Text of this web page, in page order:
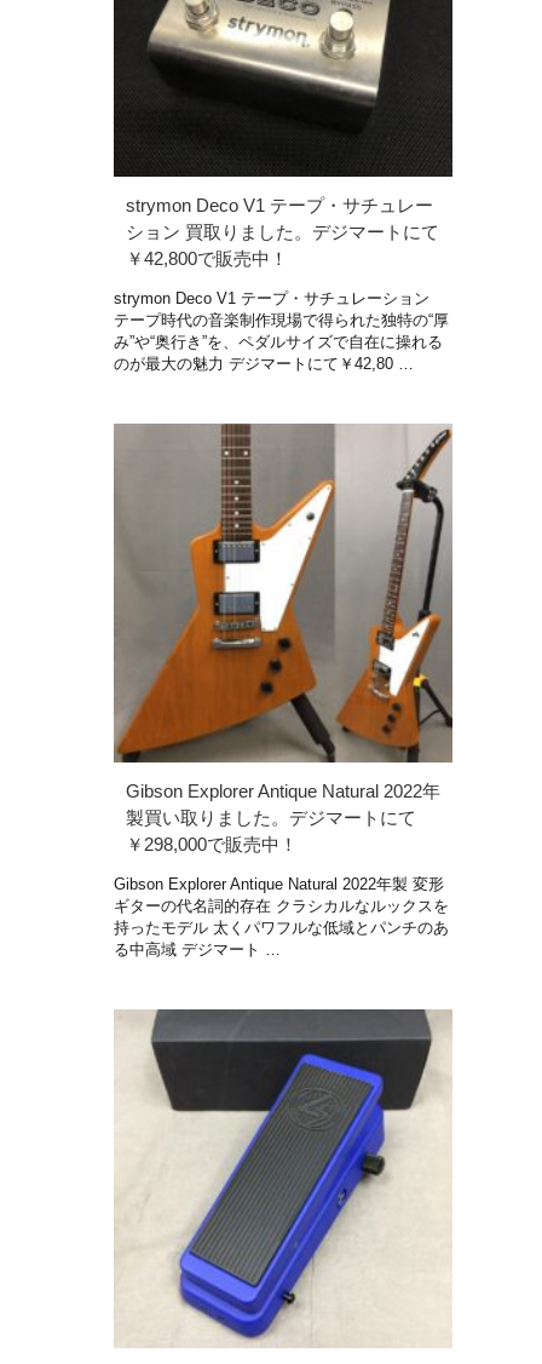
strymon Deco V1 テープ・サチュレー
ション 買取りました。デジマートにて
￥42,800で販売中！
strymon Deco V1 テープ・サチュレーション
テープ時代の音楽制作現場で得られた独特の“厚
み”や“奥行き”を、ペダルサイズで自在に操れる
のが最大の魅力 デジマートにて￥42,80 …
Gibson Explorer Antique Natural 2022年
製買い取りました。デジマートにて
￥298,000で販売中！
Gibson Explorer Antique Natural 2022年製 変形
ギターの代名詞的存在 クラシカルなルックスを
持ったモデル 太くパワフルな低域とパンチのあ
る中高域 デジマート …